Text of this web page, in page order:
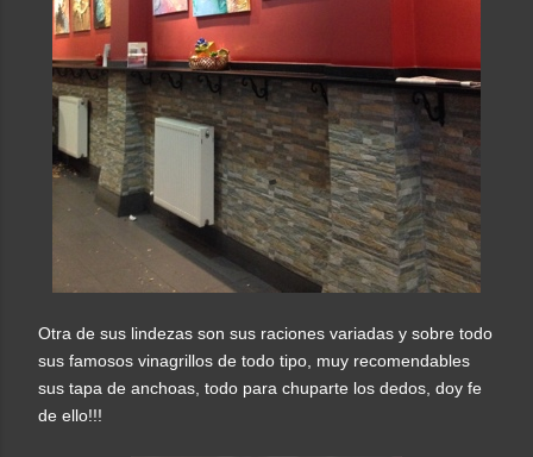
Otra de sus lindezas son sus raciones variadas y sobre todo
sus famosos vinagrillos de todo tipo, muy recomendables
sus tapa de anchoas, todo para chuparte los dedos, doy fe
de ello!!!